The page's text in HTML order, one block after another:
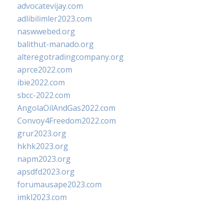
advocatevijay.com
adlibilimler2023.com
naswwebed.org
balithut-manado.org
alteregotradingcompany.org
aprce2022.com
ibie2022.com
sbcc-2022.com
AngolaOilAndGas2022.com
Convoy4Freedom2022.com
grur2023.org
hkhk2023.org
napm2023.org
apsdfd2023.org
forumausape2023.com
imkl2023.com